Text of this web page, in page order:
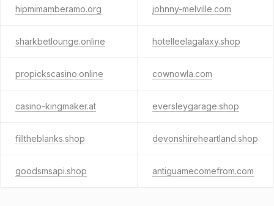
hipmimamberamo.org johnny-melville.com
sharkbetlounge.online hotelleelagalaxy.shop
propickscasino.online cownowla.com
casino-kingmaker.at eversleygarage.shop
filltheblanks.shop devonshireheartland.shop
goodsmsapi.shop antiguamecomefrom.com